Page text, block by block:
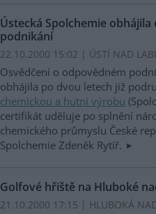
Ústecká Spolchemie
podnikání
22.10.2000 15:02 | ÚSTÍ NAD
Osvědčení o odpovědném
obhájila po dvou letech již
chemickou a hutní výrobu
certifikát uděluje po splnění
chemického průmyslu České
Spolchemie Zdeněk Rytíř.
Golfové hřiště na Hluboké
21.10.2000 17:15 | HLUBOKÁ